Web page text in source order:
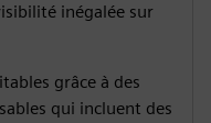
inégalée sur
grâce à des
qui incluent des